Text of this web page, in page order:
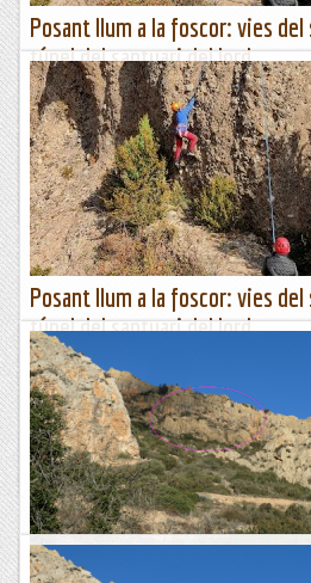
Posant llum a la foscor: vies
túnel del santuari del lord
Per arribar-nos al santuari del Lord (Sant
Morunys) hem de passar un túnel. Al marge
sector d’escalada on sempre es troben
hi...
Escalada per a tontos
Posant llum a la foscor: vies
túnel del santuari del lord
Per arribar-nos al santuari del Lord (Sant
Morunys) hem de passar un túnel. Al marge
sector d’escalada on sempre es troben
hi...
Escalada per a tontos
Aresta de l'Isard. Sector trad